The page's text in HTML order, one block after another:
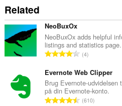
Related
NeoBuxOx
NeoBuxOx adds helpful
listings and statistics
A
t
a
l
b
4
Evernote Web Clipper
Brug Evernote-
på din Evernote-konto.
A610